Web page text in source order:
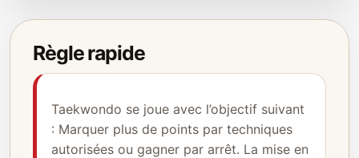
Règle rapide
Taekwondo se joue avec l’objectif suivant
: Marquer plus de points par techniques
autorisées ou gagner par arrêt. La mise en